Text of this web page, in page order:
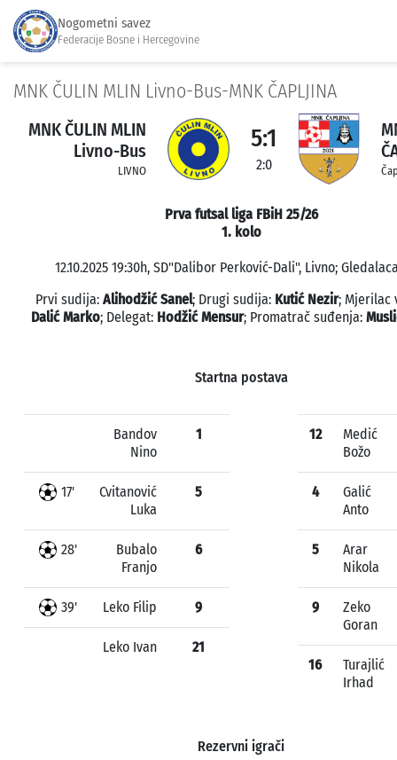
Nogometni savez
Federacije Bosne i Hercegovine
MNK ČULIN MLIN Livno-Bus-MNK ČAPLJINA
MNK ČULIN MLIN
Livno-Bus
LIVNO
5:1
2:0
Prva futsal liga FBiH 25/26
1. kolo
12.10.2025 19:30h, SD"Dalibor Perković-Dali", Livno;
Prvi sudija: Alihodžić Sanel; Drugi sudija: Kutić Nezir; Mjerilac
Dalić Marko; Delegat: Hodžić Mensur; Promatrač suđenja:
Startna postava
Bandov
Nino
1
17'
Cvitanović
Luka
5
28'
Bubalo
Franjo
6
39' Leko Filip 9
Leko Ivan 21
12
Medić
Božo
4
Galić
Anto
5
Arar
Nikola
9
Zeko
Goran
16
Turajlić
Irhad
Rezervni igrači